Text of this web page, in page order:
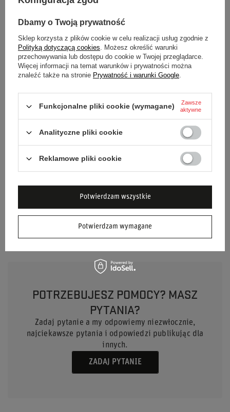
Stan Nowy
Kategoria Bielizna rajdowa
Grupa wiekowa Dorośli
POTRZEBUJESZ POMOCY? MASZ
PYTANIA?
Zadaj pytanie a my odpowiemy niezwłocznie,
najciekawsze pytania i odpowiedzi publikując dla
innych.
ZADAJ PYTANIE
Dbamy o Twoją prywatność
Sklep korzysta z plików cookie w celu realizacji usług zgodnie z
Polityką dotyczącą cookies. Możesz określić warunki
przechowywania lub dostępu do cookie w Twojej przeglądarce.
Więcej informacji na temat warunków i prywatności można
znaleźć także na stronie Prywatność i warunki Google.
Funkcjonalne pliki cookie (wymagane)
Zawsze
aktywne
Analityczne pliki cookie
Reklamowe pliki cookie
Potwierdzam wymagane
Potwierdzam wszystkie